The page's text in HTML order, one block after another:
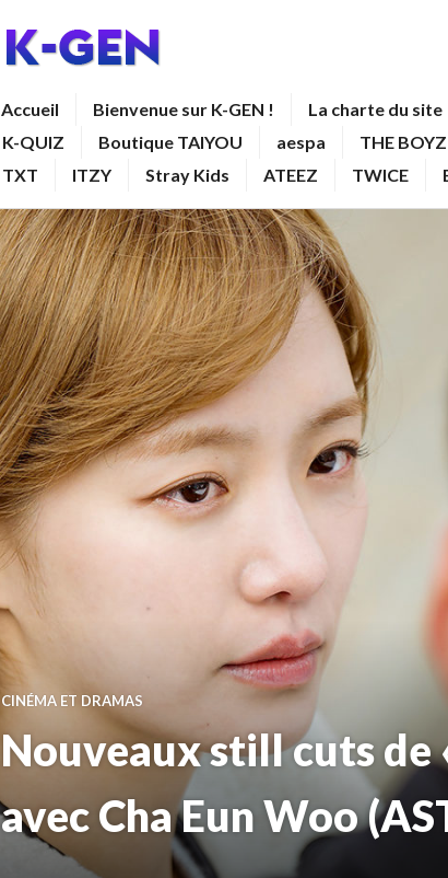
Accueil Bienvenue sur K-GEN ! La charte du site
K-QUIZ
Boutique TAIYOU aespa THE BOYZ
TXT
ITZY Stray Kids ATEEZ TWICE
CINÉMA ET DRAMAS
Nouveaux still cuts de
avec Cha Eun Woo